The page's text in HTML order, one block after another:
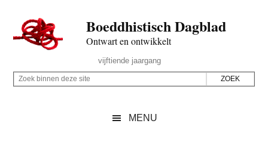
naar
de
inhoud
secondary
naar
de
sidebar
naar
de
Boeddhistisch Dagblad
Ontwart en ontwikkelt
Rechts
vijftiende jaargang
Z
Z
MENU